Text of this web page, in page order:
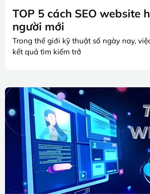
TOP 5 cách SEO website
người mới
Trong thế giới kỹ thuật số ngày nay,
kết quả tìm kiếm trở